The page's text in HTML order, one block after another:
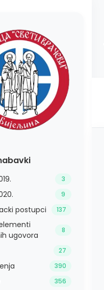
3
9
postupci 137
ugovora
8
27
390
356